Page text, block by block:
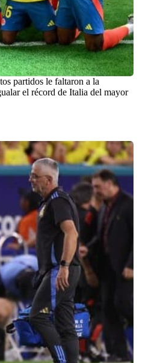
partidos le faltaron a la
el récord de Italia del mayor